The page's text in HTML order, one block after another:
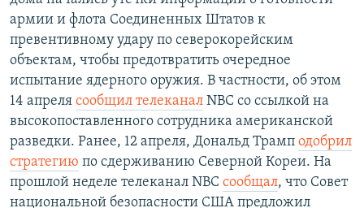
армии и флота Соединенных Штатов к
превентивному удару по северокорейским
объектам, чтобы предотвратить очередное
испытание ядерного оружия. В частности, об этом
14 апреля сообщил телеканал NBC со ссылкой на
высокопоставленного сотрудника американской
разведки. Ранее, 12 апреля, Дональд Трамп одобрил
стратегию по сдерживанию Северной Кореи. На
прошлой неделе телеканал NBC сообщал, что Совет
национальной безопасности США предложил